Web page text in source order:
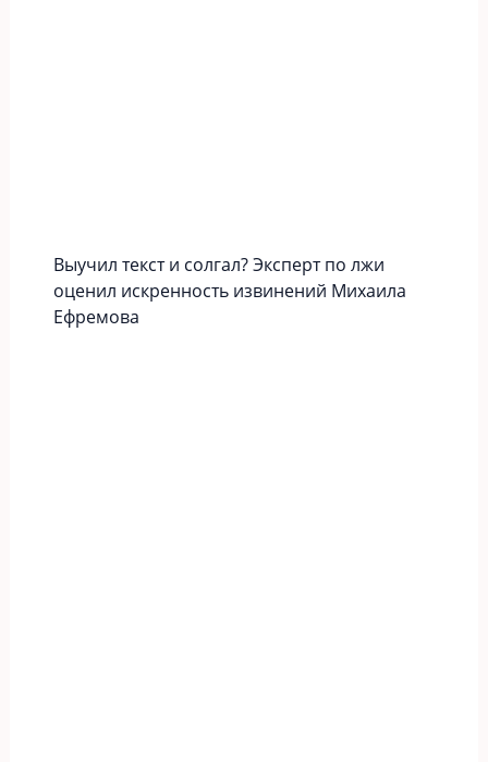
Выучил текст и солгал? Эксперт по лжи
оценил искренность извинений Михаила
Ефремова